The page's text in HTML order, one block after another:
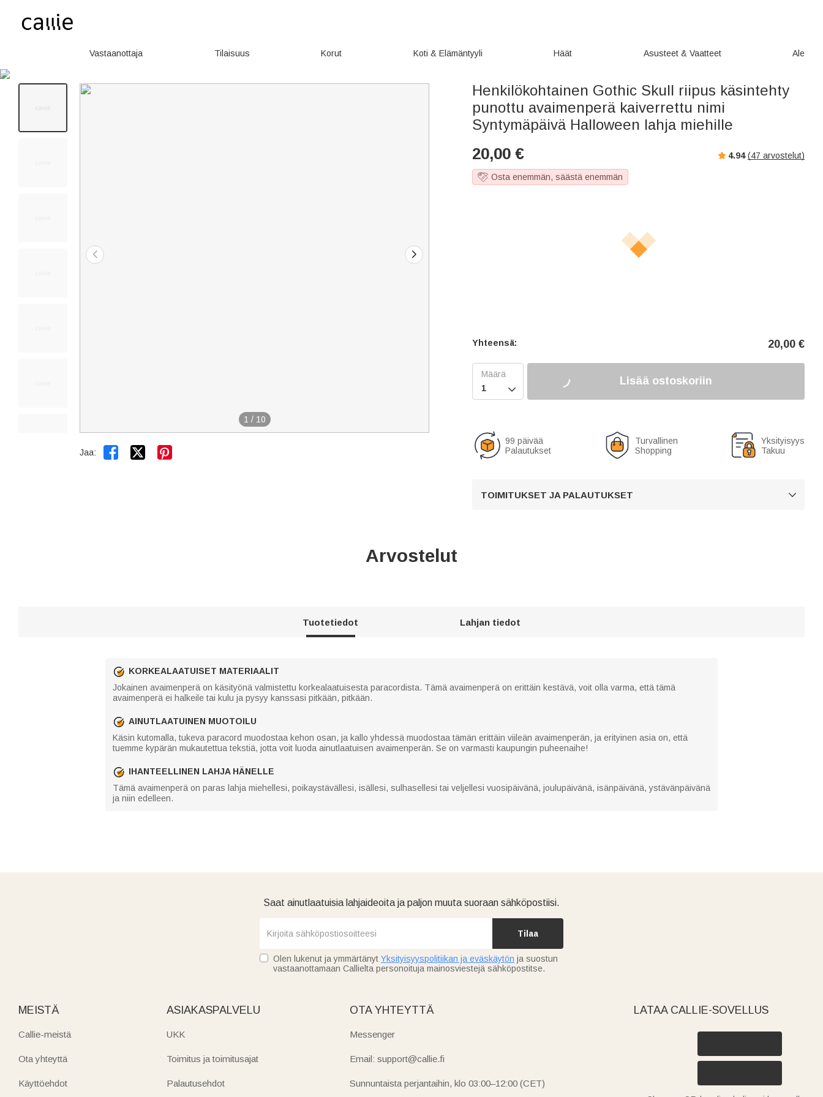
Vastaanottaja Tilaisuus Korut Koti & Elämäntyyli Häät Asusteet & Vaatteet Ale
1 / 10
Jaa:  
Henkilökohtainen Gothic Skull riipus käsintehty
punottu avaimenperä kaiverrettu nimi
Syntymäpäivä Halloween lahja miehille
20,00 € 4.94 (47 arvostelut)
Osta enemmän, säästä enemmän
Yhteensä: 20,00 €

Lisää ostoskoriin
99 päivää
Palautukset
Turvallinen
Shopping
Yksityisyys
Takuu
TOIMITUKSET JA PALAUTUKSET 
Arvostelut
Tuotetiedot Lahjan tiedot
KORKEALAATUISET MATERIAALIT
Jokainen avaimenperä on käsityönä valmistettu korkealaatuisesta paracordista. Tämä avaimenperä on erittäin kestävä, voit olla varma, että tämä
avaimenperä ei halkeile tai kulu ja pysyy kanssasi pitkään, pitkään.
AINUTLAATUINEN MUOTOILU
Käsin kutomalla, tukeva paracord muodostaa kehon osan, ja kallo yhdessä muodostaa tämän erittäin viileän avaimenperän, ja erityinen asia on, että
tuemme kypärän mukautettua tekstiä, jotta voit luoda ainutlaatuisen avaimenperän. Se on varmasti kaupungin puheenaihe!
IHANTEELLINEN LAHJA HÄNELLE
Tämä avaimenperä on paras lahja miehellesi, poikaystävällesi, isällesi, sulhasellesi tai veljellesi vuosipäivänä, joulupäivänä, isänpäivänä, ystävänpäivänä
ja niin edelleen.
Saat ainutlaatuisia lahjaideoita ja paljon muuta suoraan sähköpostiisi.
Tilaa
Olen lukenut ja ymmärtänyt Yksityisyyspolitiikan ja eväskäytön ja suostun
vastaanottamaan Callielta personoituja mainosviestejä sähköpostitse.
MEISTÄ
Callie-meistä
Ota yhteyttä
Käyttöehdot
ASIAKASPALVELU
UKK
Toimitus ja toimitusajat
Palautusehdot
OTA YHTEYTTÄ
Messenger
Email: support@callie.fi
Sunnuntaista perjantaihin, klo 03:00–12:00 (CET)
LATAA CALLIE-SOVELLUS